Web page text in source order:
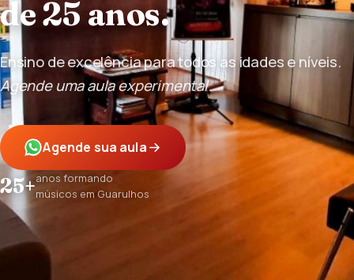
de 25 anos.
Ensino de excelência para todos as idades e níveis.
Agende uma aula experimental.
Agende sua aula
25+anos formando
músicos em Guarulhos